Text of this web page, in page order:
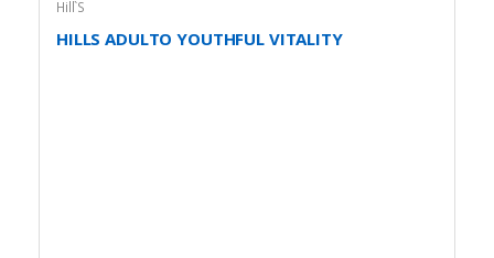
Hill`S
HILLS ADULTO YOUTHFUL VITALITY